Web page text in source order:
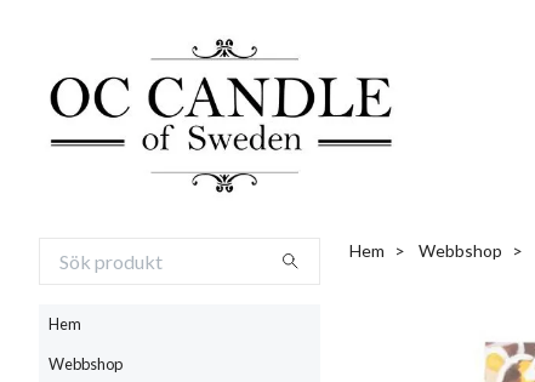
Hem
Webbshop
Hem Webbshop